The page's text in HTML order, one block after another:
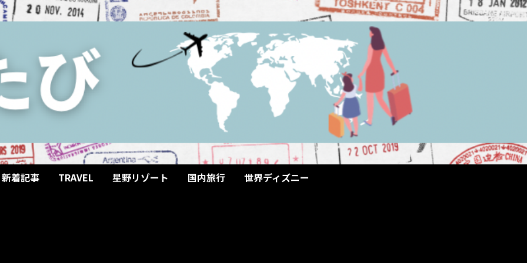
新着記事 TRAVEL 星野リゾート 国内旅行 世界ディズニー